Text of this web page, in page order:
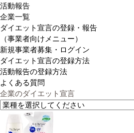
活動報告
企業一覧
ダイエット宣言の登録・報告
（事業者向けメニュー）
新規事業者募集・ログイン
ダイエット宣言の登録方法
活動報告の登録方法
よくある質問
企業のダイエット宣言